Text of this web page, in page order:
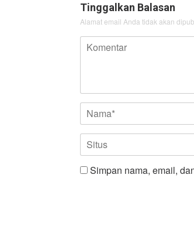
Tinggalkan Balasan
Alamat email Anda tidak akan
Simpan nama, email,